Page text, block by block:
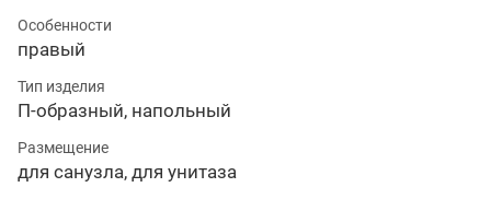
Особенности
правый
Тип изделия
П-образный, напольный
Размещение
для санузла, для унитаза